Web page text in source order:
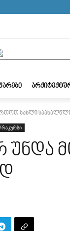
სახლი
რაკურსი